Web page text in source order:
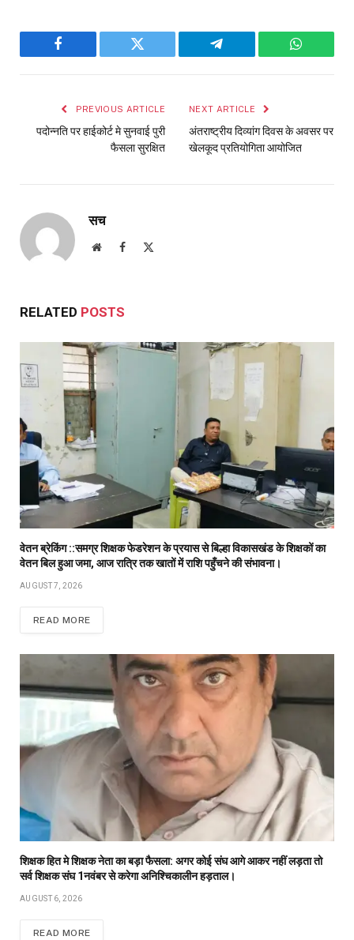
Facebook Twitter Telegram
PREVIOUS ARTICLE
पदोन्नति पर हाईकोर्ट मे सुनवाई पुरी
फैसला सुरक्षित
NEXT ARTICLE
अंतराष्ट्रीय दिव्यांग दिवस के अवसर पर
खेलकूद प्रतियोगिता आयोजित
सच
WebsiteFacebook
RELATED POSTS
वेतन ब्रेकिंग ::समग्र शिक्षक फेडरेशन के प्रयास से बिल्हा विकासखंड के शिक्षकों का
वेतन बिल हुआ जमा, आज रात्रि तक खातों में राशि पहुँचने की संभावना।
AUGUST 7, 2026
READ MORE
शिक्षक हित मे शिक्षक नेता का बड़ा फैसला: अगर कोई संघ आगे आकर नहीं लड़ता तो
सर्व शिक्षक संघ 1नवंबर से करेगा अनिश्चिकालीन हड़ताल।
AUGUST 6, 2026
READ MORE